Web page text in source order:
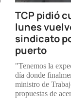
TCP pidió
lunes
sindicato
puerto
"Tenemos la
día donde
ministro de
propuestas de